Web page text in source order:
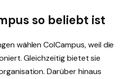
so beliebt ist
wählen ColCampus, weil die
Gleichzeitig bietet sie
Darüber hinaus